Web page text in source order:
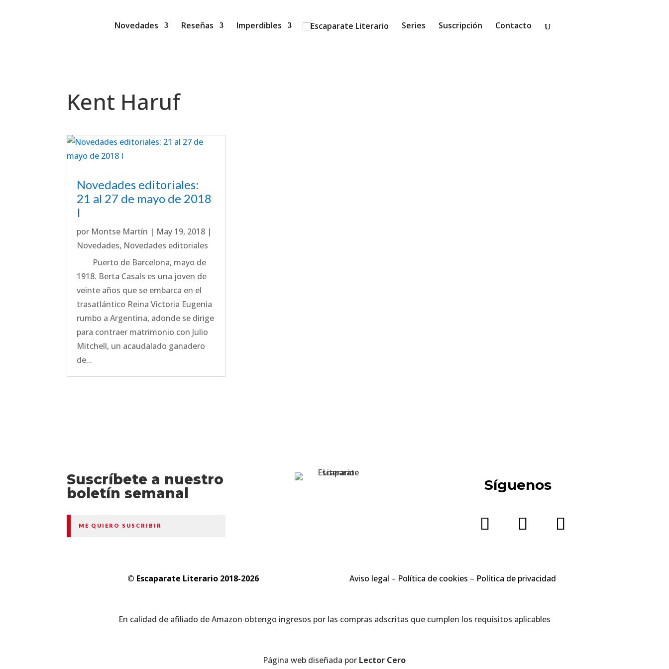
Novedades Reseñas Imperdibles Series Suscripción Contacto
Kent Haruf
Novedades editoriales:
21 al 27 de mayo de 2018
I
por Montse Martín | May 19, 2018 |
Novedades, Novedades editoriales
Puerto de Barcelona, mayo de
1918. Berta Casals es una joven de
veinte años que se embarca en el
trasatlántico Reina Victoria Eugenia
rumbo a Argentina, adonde se dirige
para contraer matrimonio con Julio
Mitchell, un acaudalado ganadero
de...
Suscríbete a nuestro
boletín semanal
ME QUIERO SUSCRIBIR
Síguenos
© Escaparate Literario 2018-2026 Aviso legal – Política de cookies – Política de privacidad
En calidad de afiliado de Amazon obtengo ingresos por las compras adscritas que cumplen los requisitos aplicables
Página web diseñada por Lector Cero